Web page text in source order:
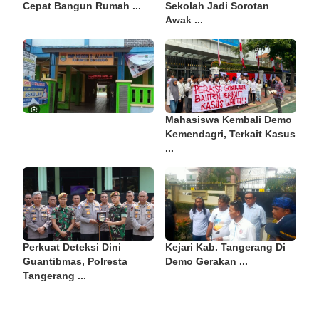
Cepat Bangun Rumah ...
Sekolah Jadi Sorotan
Awak ...
Mahasiswa Kembali Demo
Kemendagri, Terkait Kasus
...
Perkuat Deteksi Dini
Guantibmas, Polresta
Tangerang ...
Kejari Kab. Tangerang Di
Demo Gerakan ...